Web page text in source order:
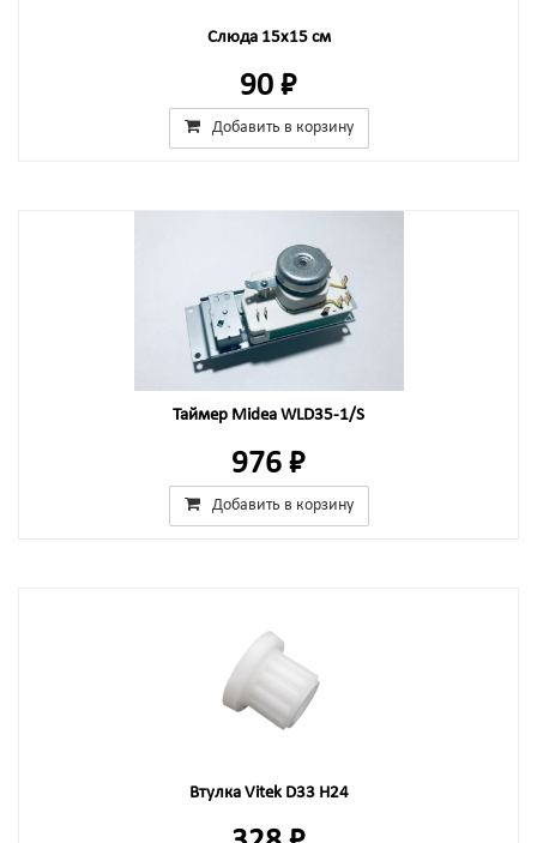
Слюда 15x15 см
90 ₽
Добавить в корзину
Таймер Midea WLD35-1/S
976 ₽
Добавить в корзину
Втулка Vitek D33 H24